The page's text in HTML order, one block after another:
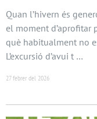
Quan l’hivern és
el moment d’aprofitar
què habitualment no
L’excursió d’avui t …
27 febrer del 2026